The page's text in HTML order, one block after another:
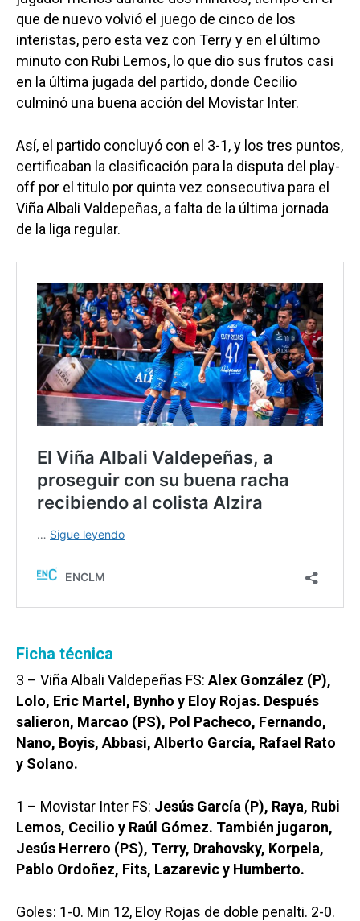
que de nuevo volvió el juego de cinco de los
interistas, pero esta vez con Terry y en el último
minuto con Rubi Lemos, lo que dio sus frutos casi
en la última jugada del partido, donde Cecilio
culminó una buena acción del Movistar Inter.
Así, el partido concluyó con el 3-1, y los tres puntos,
certificaban la clasificación para la disputa del play-
off por el titulo por quinta vez consecutiva para el
Viña Albali Valdepeñas, a falta de la última jornada
de la liga regular.
Ficha técnica
3 – Viña Albali Valdepeñas FS: Alex González (P),
Lolo, Eric Martel, Bynho y Eloy Rojas. Después
salieron, Marcao (PS), Pol Pacheco, Fernando,
Nano, Boyis, Abbasi, Alberto García, Rafael Rato
y Solano.
1 – Movistar Inter FS: Jesús García (P), Raya, Rubi
Lemos, Cecilio y Raúl Gómez. También jugaron,
Jesús Herrero (PS), Terry, Drahovsky, Korpela,
Pablo Ordoñez, Fits, Lazarevic y Humberto.
Goles: 1-0. Min 12, Eloy Rojas de doble penalti. 2-0.